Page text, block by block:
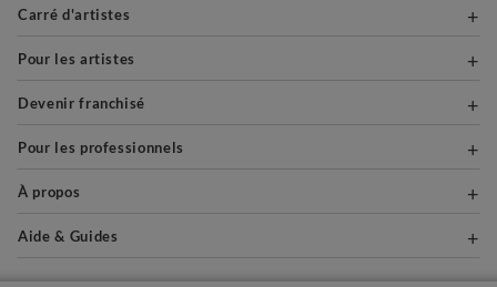
Carré d'artistes
Pour les artistes
Devenir franchisé
Pour les professionnels
À propos
Aide & Guides